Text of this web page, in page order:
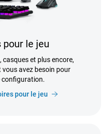
pour le jeu
casques et plus encore,
avez besoin pour
configuration.
pour le jeu